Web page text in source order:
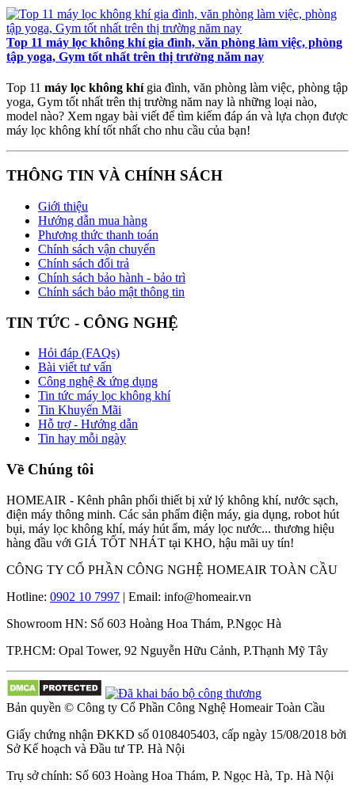
Top 11 máy lọc không khí gia đình, văn phòng làm việc, phòng
tập yoga, Gym tốt nhất trên thị trường năm nay
Top 11 máy lọc không khígia đình, văn phòng làm việc, phòng tập
yoga, Gym tốt nhất trên thị trường năm nay là những loại nào,
model nào? Xem ngay bài viết để tìm kiếm đáp án và lựa chọn được
máy lọc không khí tốt nhất cho nhu cầu của bạn!
THÔNG TIN VÀ CHÍNH SÁCH
Giới thiệu
Hướng dẫn mua hàng
Phương thức thanh toán
Chính sách vận chuyển
Chính sách đổi trả
Chính sách bảo hành - bảo trì
Chính sách bảo mật thông tin
TIN TỨC - CÔNG NGHỆ
Hỏi đáp (FAQs)
Bài viết tư vấn
Công nghệ & ứng dụng
Tin tức máy lọc không khí
Tin Khuyến Mãi
Hỗ trợ - Hướng dẫn
Tin hay mỗi ngày
Về Chúng tôi
HOMEAIR - Kênh phân phối thiết bị xử lý không khí, nước sạch,
điện máy thông minh. Các sản phẩm điện máy, gia dụng, robot hút
bụi, máy lọc không khí, máy hút ẩm, máy lọc nước... thương hiệu
hàng đầu với GIÁ TỐT NHÁT tại KHO, hậu mãi uy tín!
CÔNG TY CỔ PHẦN CÔNG NGHỆ HOMEAIR TOÀN CẦU
Hotline: 0902 10 7997 | Email: info@homeair.vn
Showroom HN: Số 603 Hoàng Hoa Thám, P.Ngọc Hà
TP.HCM: Opal Tower, 92 Nguyễn Hữu Cảnh, P.Thạnh Mỹ Tây
Bản quyền © Công ty Cổ Phần Công Nghệ Homeair Toàn Cầu
Giấy chứng nhận ĐKKD số 0108405403, cấp ngày 15/08/2018 bởi
Sở Kế hoạch và Đầu tư TP. Hà Nội
Trụ sở chính: Số 603 Hoàng Hoa Thám, P. Ngọc Hà, Tp. Hà Nội